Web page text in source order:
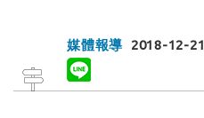
媒體報導 2018-12-21